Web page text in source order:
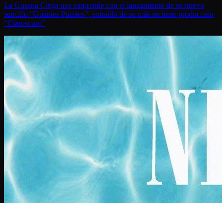
La Gusana Ciega nos sorprende con el lanzamiento de su nuevo
sencillo “Guantes Puestos”, extraído de su más reciente producción
“Claroscuro”